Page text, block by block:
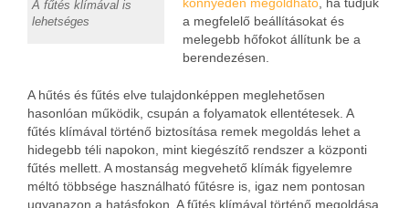
A fűtés klímával is
lehetséges
a megfelelő beállításokat és
melegebb hőfokot állítunk be a
berendezésen.
A hűtés és fűtés elve tulajdonképpen meglehetősen
hasonlóan működik, csupán a folyamatok ellentétesek. A
fűtés klímával történő biztosítása remek megoldás lehet a
hidegebb téli napokon, mint kiegészítő rendszer a központi
fűtés mellett. A mostanság megvehető klímák figyelemre
méltó többsége használható fűtésre is, igaz nem pontosan
ugyanazon a hatásfokon. A fűtés klímával történő megoldása